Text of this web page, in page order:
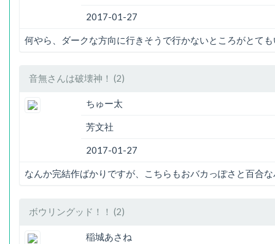
2017-01-27
何やら、ダークな方向に行きそうで行かないところがとて
音無さんは破壊神！ (2)
ちゅー太
芳文社
2017-01-27
なんか完結作ばかりですが、こちらもおバカっぽさと百合
ボウリングッド！！ (2)
稲城あさね